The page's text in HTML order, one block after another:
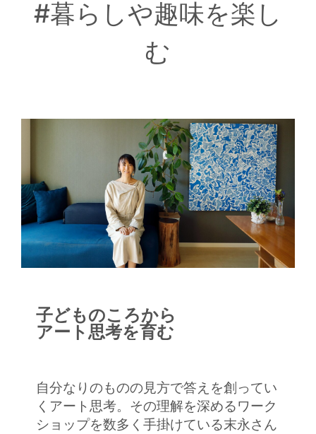
#暮らしや趣味を楽し
む
子どものころから
アート思考を育む
自分なりのものの見方で答えを創ってい
くアート思考。その理解を深めるワーク
ショップを数多く手掛けている末永さん